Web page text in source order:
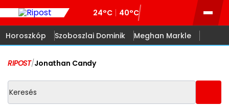
24°C 40°C
Horoszkóp Szoboszlai Dominik Meghan Markle
RIPOST/Jonathan Candy